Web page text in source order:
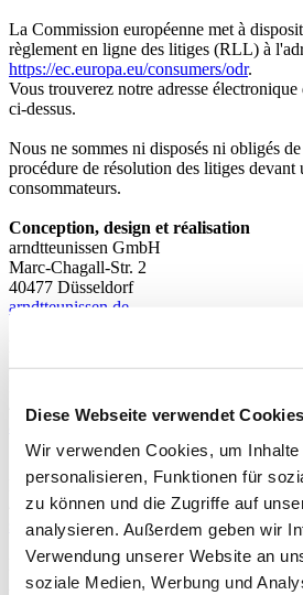
Diese Webseite verwendet Cookies
Wir verwenden Cookies, um
personalisieren, Funktionen für
zu können und die Zugriffe auf
analysieren. Außerdem geben wir
Verwendung unserer Website an
soziale Medien, Werbung und
La Commission européenne met à
règlement en ligne des litiges (RLL) à
https://ec.europa.eu/consumers/odr.
Vous trouverez notre adresse
ci-dessus.
Nous ne sommes ni disposés ni obligés
procédure de résolution des litiges devant
consommateurs.
Conception, design et réalisation
arndtteunissen GmbH
Marc-Chagall-Str. 2
40477 Düsseldorf
arndtteunissen.de
arndtteunissen GmbH
40477 Düsseldorf
arndtteunissen.de
Heidesch 1
49549 Ladbergen
supacgi.com
Extruder Experts GmbH & Co. KG
Am Windrad 23